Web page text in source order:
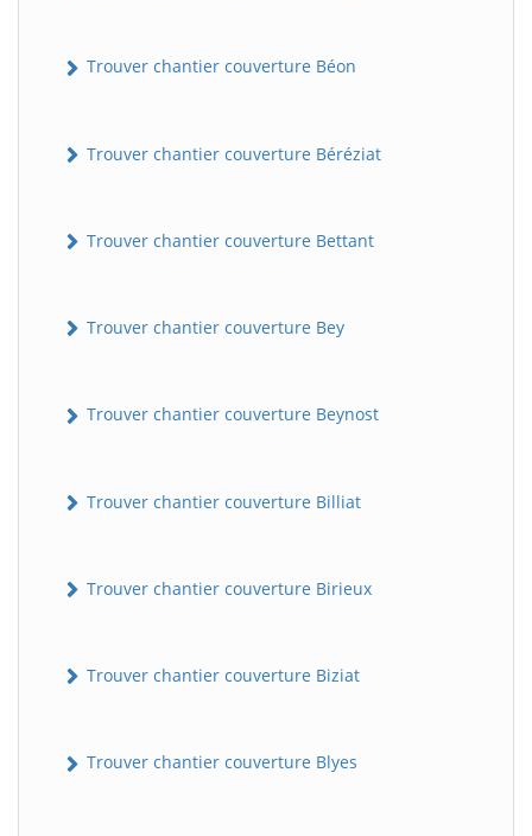
Trouver chantier couverture Béon
Trouver chantier couverture Béréziat
Trouver chantier couverture Bettant
Trouver chantier couverture Bey
Trouver chantier couverture Beynost
Trouver chantier couverture Billiat
Trouver chantier couverture Birieux
Trouver chantier couverture Biziat
Trouver chantier couverture Blyes